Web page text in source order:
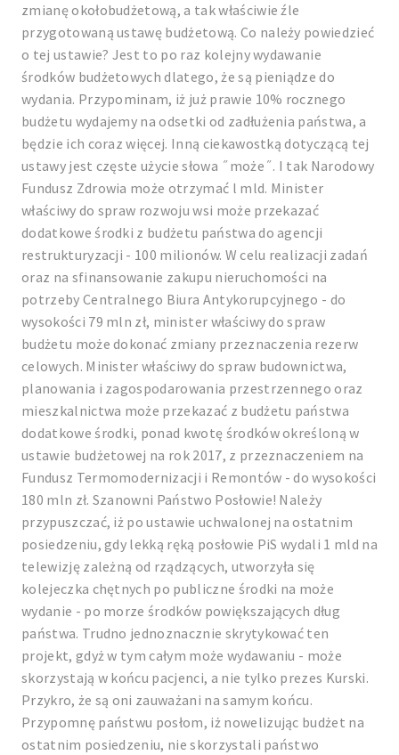
zmianę okołobudżetową, a tak właściwie źle
przygotowaną ustawę budżetową. Co należy powiedzieć
o tej ustawie? Jest to po raz kolejny wydawanie
środków budżetowych dlatego, że są pieniądze do
wydania. Przypominam, iż już prawie 10% rocznego
budżetu wydajemy na odsetki od zadłużenia państwa, a
będzie ich coraz więcej. Inną ciekawostką dotyczącą tej
ustawy jest częste użycie słowa ˝może˝. I tak Narodowy
Fundusz Zdrowia może otrzymać l mld. Minister
właściwy do spraw rozwoju wsi może przekazać
dodatkowe środki z budżetu państwa do agencji
restrukturyzacji - 100 milionów. W celu realizacji zadań
oraz na sfinansowanie zakupu nieruchomości na
potrzeby Centralnego Biura Antykorupcyjnego - do
wysokości 79 mln zł, minister właściwy do spraw
budżetu może dokonać zmiany przeznaczenia rezerw
celowych. Minister właściwy do spraw budownictwa,
planowania i zagospodarowania przestrzennego oraz
mieszkalnictwa może przekazać z budżetu państwa
dodatkowe środki, ponad kwotę środków określoną w
ustawie budżetowej na rok 2017, z przeznaczeniem na
Fundusz Termomodernizacji i Remontów - do wysokości
180 mln zł. Szanowni Państwo Posłowie! Należy
przypuszczać, iż po ustawie uchwalonej na ostatnim
posiedzeniu, gdy lekką ręką posłowie PiS wydali 1 mld na
telewizję zależną od rządzących, utworzyła się
kolejeczka chętnych po publiczne środki na może
wydanie - po morze środków powiększających dług
państwa. Trudno jednoznacznie skrytykować ten
projekt, gdyż w tym całym może wydawaniu - może
skorzystają w końcu pacjenci, a nie tylko prezes Kurski.
Przykro, że są oni zauważani na samym końcu.
Przypomnę państwu posłom, iż nowelizując budżet na
ostatnim posiedzeniu, nie skorzystali państwo